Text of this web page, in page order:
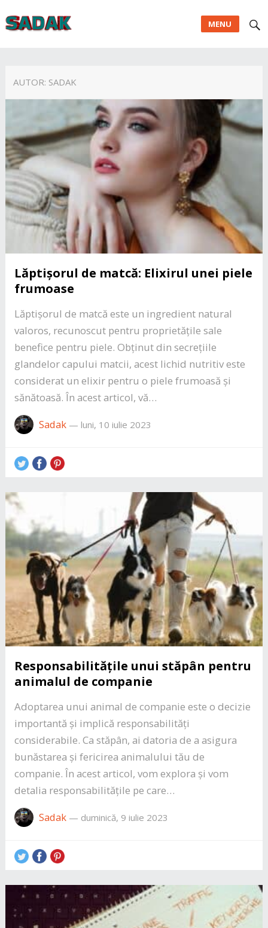
MENU
AUTOR: SADAK
Lăptișorul de matcă: Elixirul unei piele
frumoase
Lăptișorul de matcă este un ingredient natural
valoros, recunoscut pentru proprietățile sale
benefice pentru piele. Obținut din secrețiile
glandelor capului matcii, acest lichid nutritiv este
considerat un elixir pentru o piele frumoasă și
sănătoasă. În acest articol, vă…
Sadak— luni, 10 iulie 2023
Responsabilitățile unui stăpân pentru
animalul de companie
Adoptarea unui animal de companie este o decizie
importantă și implică responsabilități
considerabile. Ca stăpân, ai datoria de a asigura
bunăstarea și fericirea animalului tău de
companie. În acest articol, vom explora și vom
detalia responsabilitățile pe care…
Sadak— duminică, 9 iulie 2023